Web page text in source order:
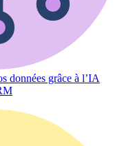
données grâce à l’IA